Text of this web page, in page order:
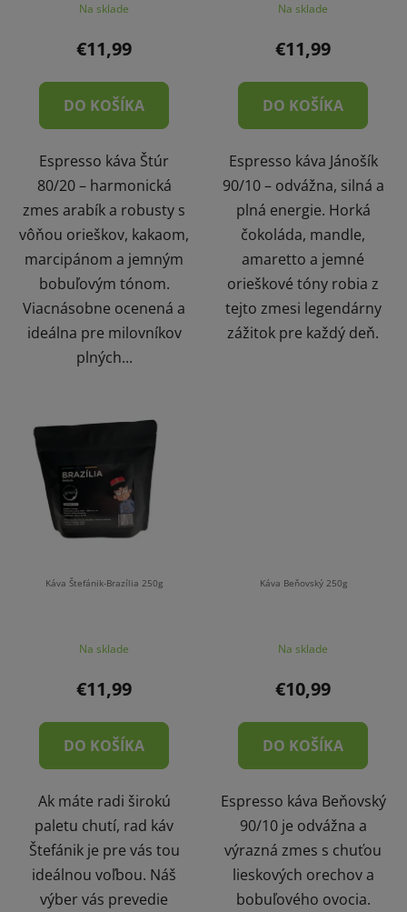
Na sklade
€11,99
DO KOŠÍKA
Espresso káva Štúr
80/20 – harmonická
zmes arabík a robusty s
vôňou orieškov, kakaom,
marcipánom a jemným
bobuľovým tónom.
Viacnásobne ocenená a
ideálna pre milovníkov
plných...
Na sklade
€11,99
DO KOŠÍKA
Espresso káva Jánošík
90/10 – odvážna, silná a
plná energie. Horká
čokoláda, mandle,
amaretto a jemné
orieškové tóny robia z
tejto zmesi legendárny
zážitok pre každý deň.
Káva Štefánik-Brazília 250g
Na sklade
€11,99
DO KOŠÍKA
Ak máte radi širokú
paletu chutí, rad káv
Štefánik je pre vás tou
ideálnou voľbou. Náš
výber vás prevedie
Káva Beňovský 250g
Na sklade
€10,99
DO KOŠÍKA
Espresso káva Beňovský
90/10 je odvážna a
výrazná zmes s chuťou
lieskových orechov a
bobuľového ovocia.